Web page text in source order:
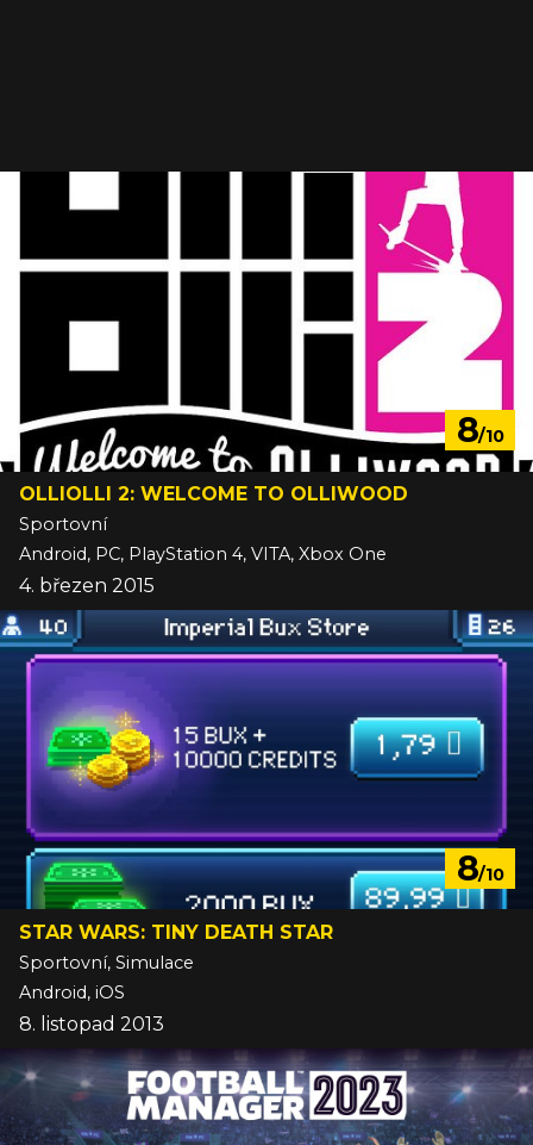
8/10
OLLIOLLI 2: WELCOME TO OLLIWOOD
Sportovní
Android, PC, PlayStation 4, VITA, Xbox One
4. březen 2015
8/10
STAR WARS: TINY DEATH STAR
Sportovní, Simulace
Android, iOS
8. listopad 2013